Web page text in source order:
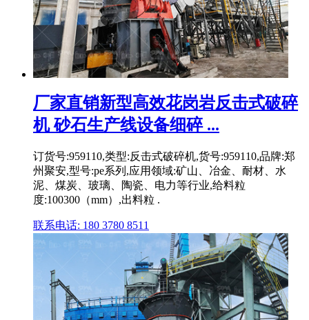
厂家直销新型高效花岗岩反击式破碎
机 砂石生产线设备细碎 ...
订货号:959110,类型:反击式破碎机,货号:959110,品牌:郑
州聚安,型号:pe系列,应用领域:矿山、冶金、耐材、水
泥、煤炭、玻璃、陶瓷、电力等行业,给料粒
度:100300（mm）,出料粒 .
联系电话: 180 3780 8511